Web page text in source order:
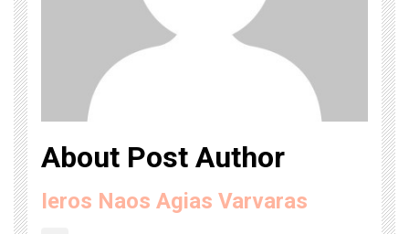
About Post Author
Ieros Naos Agias Varvaras